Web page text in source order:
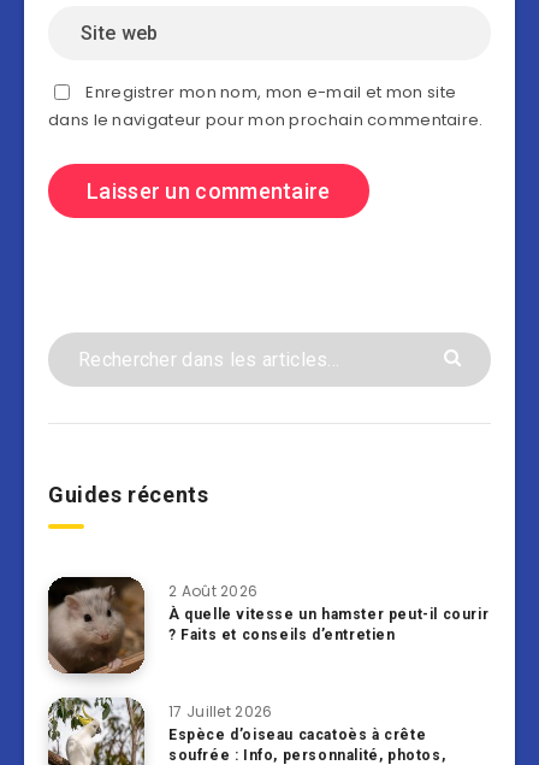
Enregistrer mon nom, mon e-mail et mon site
dans le navigateur pour mon prochain commentaire.
Guides récents
2 Août 2026
À quelle vitesse un hamster peut-il courir
? Faits et conseils d’entretien
17 Juillet 2026
Espèce d’oiseau cacatoès à crête
soufrée : Info, personnalité, photos,